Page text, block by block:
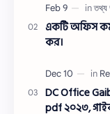
একটি অফিস
কর।
DC Office
pdf ২০২৩,